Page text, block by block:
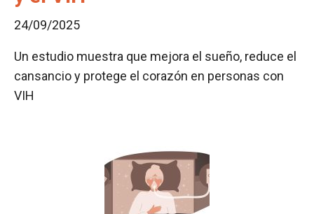
24/09/2025
Un estudio muestra que mejora el sueño, reduce el
cansancio y protege el corazón en personas con
VIH